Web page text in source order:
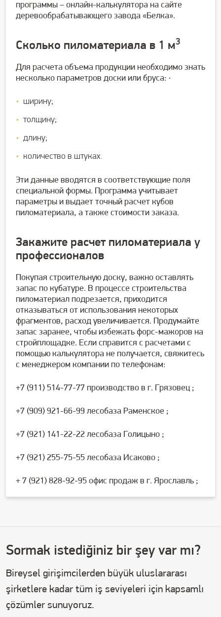
программы – онлайн-калькулятора на сайте
деревообрабатывающего завода «Белка».
Сколько пиломатериала в 1 м3
Для расчета объема продукции необходимо знать
несколько параметров доски или бруса: ·
ширину;
толщину;
длину;
количество в штуках.
Эти данные вводятся в соответствующие поля
специальной формы. Программа учитывает
параметры и выдает точный расчет кубов
пиломатериала, а также стоимости заказа.
Закажите расчет пиломатериала у
профессионалов
Покупая строительную доску, важно оставлять
запас по кубатуре. В процессе строительства
пиломатериал подрезается, приходится
отказываться от использования некоторых
фрагментов, расход увеличивается. Продумайте
запас заранее, чтобы избежать форс-мажоров на
стройплощадке. Если справится с расчетами с
помощью калькулятора не получается, свяжитесь
с менеджером компании по телефонам:
+7 (911) 514-77-77 производство в г. Грязовец ;
+7 (909) 921-66-99 лесобаза Раменское ;
+7 (921) 141-22-22 лесобаза Голицыно ;
+7 (921) 255-75-55 лесобаза Исаково ;
+ 7 (921) 828-92-95 офис продаж в г. Ярославль ;
Sormak istediğiniz bir şey var mı?
Bireysel girişimcilerden büyük uluslararası
şirketlere kadar tüm iş seviyeleri için kapsamlı
çözümler sunuyoruz.